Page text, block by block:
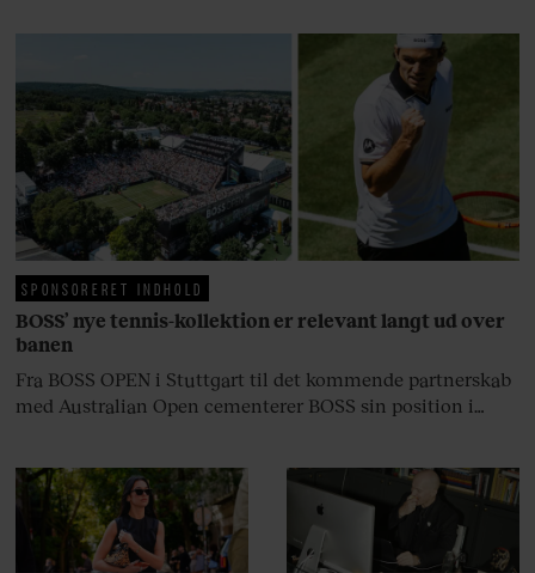
blevet voksen. Her indtager
fortællerens plads i et portræt om
arv, angst, familieliv, frygten for
at miste stemmen og den
livsglæde, han nægter at give slip
på.
SPONSORERET INDHOLD
BOSS’ nye tennis-kollektion er relevant langt ud over
banen
Fra BOSS OPEN i Stuttgart til det kommende partnerskab
med Australian Open cementerer BOSS sin position i